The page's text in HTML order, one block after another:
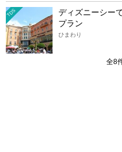
TDS
ディズニーシー
プラン
ひまわり
全8